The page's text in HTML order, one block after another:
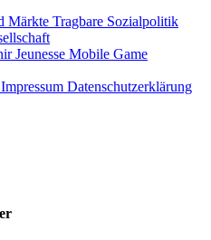
Märkte Tragbare Sozialpolitik
Jeunesse Mobile Game
Impressum Datenschutzerklärung